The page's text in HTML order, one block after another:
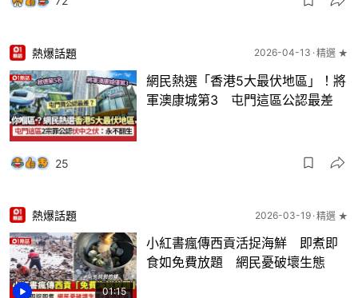
熱爆話題 2026-04-13 精選 ★
網民熱選「香港5大最伏地區」！將
軍澳康城第3 屯門這區公認最差
25
01:15
熱爆話題 2026-03-19 精選 ★
小紅書瘋傳西貢活捉海鮮 即煮即
食如免費放題 網民憂破壞生態